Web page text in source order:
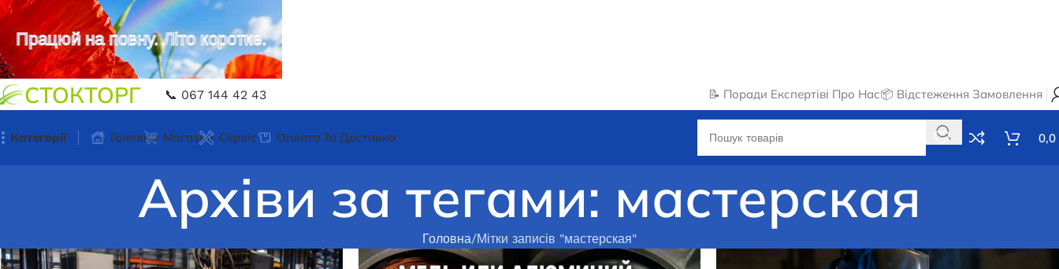
СТОКТОРГ 📞 067 144 42 43 📝 Поради Експертівℹ️ Про Нас📦 Відстеження Замовлення
Категорії Головна Магазин Сервіс Оплата Та Доставка 0,0
Архіви за тегами: мастерская
Головна Мітки записів "мастерская"
Працюй на повну. Літо коротке.